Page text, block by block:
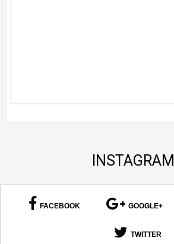
INSTAGRAM
FACEBOOK GOOGLE+
TWITTER